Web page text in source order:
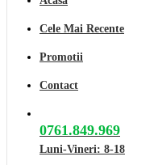
Cele Mai Recente
Promotii
Contact
0761.849.969
Luni-Vineri: 8-18